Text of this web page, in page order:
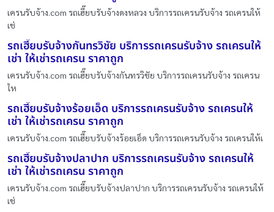
เครนรับจ้าง.com รถเฮี๊ยบรับจ้างดงหลวง บริการรถเครนรับจ้าง รถเครนให้
เช่
รถเฮี๊ยบรับจ้างกันทรวิชัย บริการรถเครนรับจ้าง รถเครนให้
เช่า ให้เช่ารถเครน ราคาถูก
เครนรับจ้าง.com รถเฮี๊ยบรับจ้างกันทรวิชัย บริการรถเครนรับจ้าง รถเครน
ให
รถเฮี๊ยบรับจ้างร้อยเอ็ด บริการรถเครนรับจ้าง รถเครนให้
เช่า ให้เช่ารถเครน ราคาถูก
เครนรับจ้าง.com รถเฮี๊ยบรับจ้างร้อยเอ็ด บริการรถเครนรับจ้าง รถเครนให้เ
รถเฮี๊ยบรับจ้างปลาปาก บริการรถเครนรับจ้าง รถเครนให้
เช่า ให้เช่ารถเครน ราคาถูก
เครนรับจ้าง.com รถเฮี๊ยบรับจ้างปลาปาก บริการรถเครนรับจ้าง รถเครนให้
เช่